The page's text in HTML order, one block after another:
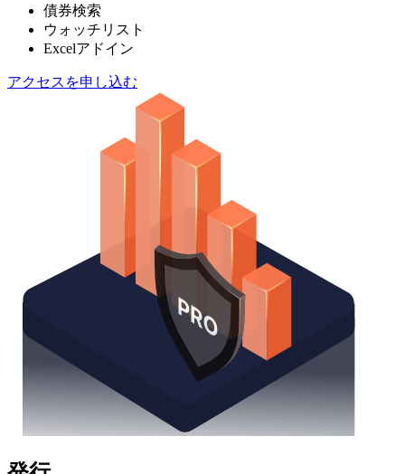
債券検索
ウォッチリスト
Excelアドイン
アクセスを申し込む